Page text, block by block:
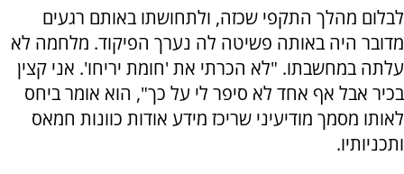
לבלום מהלך התקפי שכזה, ולתחושתו באותם רגעים
מדובר היה באותה פשיטה לה נערך הפיקוד. מלחמה לא
עלתה במחשבתו. "לא הכרתי את 'חומת יריחו'. אני קצין
בכיר אבל אף אחד לא סיפר לי על כך", הוא אומר ביחס
לאותו מסמך מודיעיני שריכז מידע אודות כוונות חמאס
ותכניותיו.